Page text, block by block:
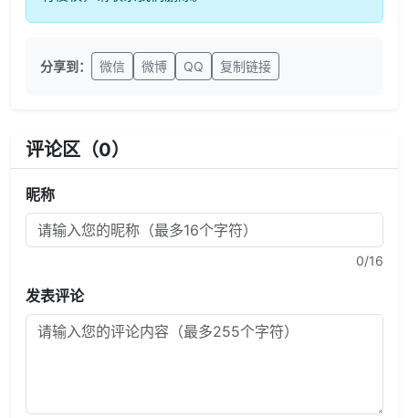
分享到： 微信 微博 QQ 复制链接
评论区（0）
昵称
0/16
发表评论